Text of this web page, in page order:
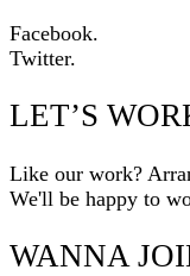
Facebook.
Twitter.
LET’S
Like our work?
We'll be happy to
WANNA